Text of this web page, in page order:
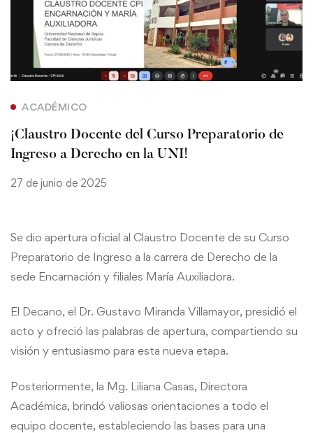
ACADÉMICO
¡Claustro Docente del Curso Preparatorio de
Ingreso a Derecho en la UNI!
27 de junio de 2025
Se dio apertura oficial al Claustro Docente de su Curso
Preparatorio de Ingreso a la carrera de Derecho de la
sede Encarnación y filiales María Auxiliadora.
El Decano, el Dr. Gustavo Miranda Villamayor, presidió el
acto y ofreció las palabras de apertura, compartiendo su
visión y entusiasmo para esta nueva etapa.
Posteriormente, la Mg. Liliana Casas, Directora
Académica, brindó valiosas orientaciones a todo el
equipo docente, estableciendo las bases para una